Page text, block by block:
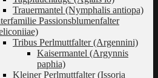
Trauermantel (Nymphalis antiopa)
Passionsblumenfalter
Tribus Perlmuttfalter (Argennini)
Kaisermantel (Argynnis
paphia)
Kleiner Perlmuttfalter (Issoria